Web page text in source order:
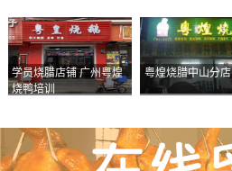
学员烧腊店铺 广州粤煌
烧鸭培训
粤煌烧腊中山分店